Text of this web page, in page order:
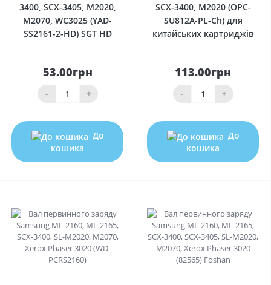
3400, SCX-3405, M2020,
M2070, WC3025 (YAD-
SS2161-2-HD) SGT HD
53.00грн
- +
До
кошика
SCX-3400, M2020 (OPC-
SU812A-PL-Ch) для
китайських картриджів
113.00грн
- +
До
кошика